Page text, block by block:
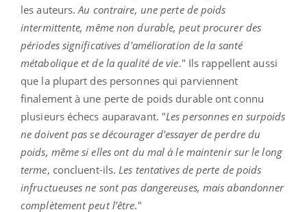
les auteurs.Au contraire, une perte de poids
intermittente, même non durable, peut procurer des
périodes significatives d'amélioration de la santé
métabolique et de la qualité de vie." Ils rappellent aussi
que la plupart des personnes qui parviennent
finalement à une perte de poids durable ont connu
plusieurs échecs auparavant. "Les personnes en surpoids
ne doivent pas se décourager d'essayer de perdre du
poids, même si elles ont du mal à le maintenir sur le long
terme, concluent-ils.Les tentatives de perte de poids
infructueuses ne sont pas dangereuses, mais abandonner
complètement peut l’être."